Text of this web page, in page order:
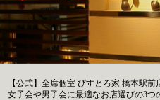
【公式】全席個室 びすとろ家 橋本駅前
女子会や男子会に最適なお店選びの3つ